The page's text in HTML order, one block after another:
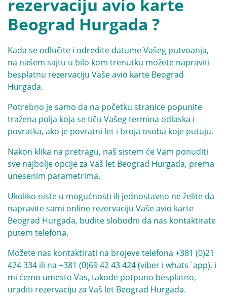
rezervaciju avio karte
Beograd Hurgada ?
Kada se odlučite i odredite datume Vašeg putvoanja,
na našem sajtu u bilo kom trenutku možete napraviti
besplatnu rezervaciju Vaše avio karte Beograd
Hurgada.
Potrebno je samo da na početku stranice popunite
tražena polja koja se tiču Vašeg termina odlaska i
povratka, ako je povratni let i broja osoba koje putuju.
Nakon klika na pretragu, naš sistem će Vam ponuditi
sve najbolje opcije za Vaš let Beograd Hurgada, prema
unesenim parametrima.
Ukoliko niste u mogućnosti ili jednostavno ne želite da
napravite sami online rezervaciju Vaše avio karte
Beograd Hurgada, budite slobodni da nas kontaktirate
putem telefona.
Možete nas kontaktirati na brojeve telefona +381 (0)21
424 334 ili na +381 (0)69 42 43 424(viber i whats`app), i
mi ćemo umesto Vas, takođe potpuno besplatno,
uraditi rezervaciju za Vaš let Beograd Hurgada.